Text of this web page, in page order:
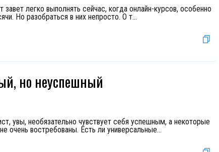
завет легко выполнять сейчас, когда онлайн-курсов, особенно
Но разобраться в них непросто. О т...
но неуспешный
увы, необязательно чувствует себя успешным, а некоторые
очень востребованы. Есть ли универсальные...